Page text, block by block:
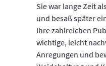
Sie war lange Zeit
und besaß später
Ihre zahlreichen
wichtige, leicht
Anregungen und